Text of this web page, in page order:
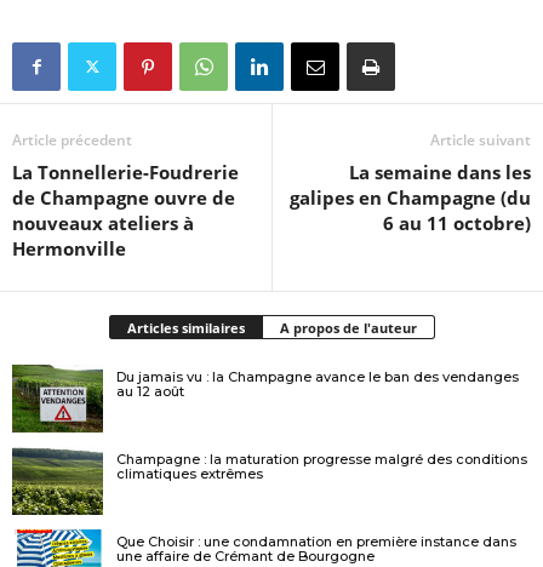
Article précedent
La Tonnellerie-Foudrerie
de Champagne ouvre de
nouveaux ateliers à
Hermonville
Article suivant
La semaine dans les
galipes en Champagne (du
6 au 11 octobre)
Articles similaires A propos de l'auteur
Du jamais vu : la Champagne avance le ban des vendanges
au 12 août
Champagne : la maturation progresse malgré des conditions
climatiques extrêmes
Que Choisir : une condamnation en première instance dans
une affaire de Crémant de Bourgogne